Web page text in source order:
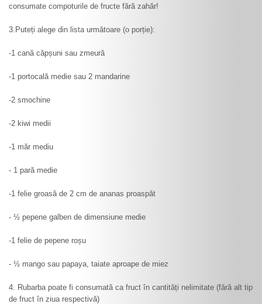
consumate compoturile de fructe fără zahăr!
3.Puteți alege din lista următoare (o porție):
-1 cană căpșuni sau zmeură
-1 portocală medie sau 2 mandarine
-2 smochine
-2 kiwi medii
-1 măr mediu
- 1 pară medie
-1 felie groasă de 2 cm de ananas proaspăt
- ½ pepene galben de dimensiune medie
-1 felie de pepene roșu
- ½ mango sau papaya, taiate aproape de miez
4. Rubarba poate fi consumată ca fruct în cantități nelimitate (fără alt tip
de fruct în ziua respectivă)